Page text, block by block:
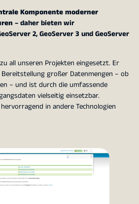
Komponente moderner
– daher bieten wir
2, GeoServer 3 und GeoServer
all unseren Projekten eingesetzt. Er
großer Datenmengen – ob
– und ist durch die umfassende
vielseitig einsetzbar.
in andere Technologien